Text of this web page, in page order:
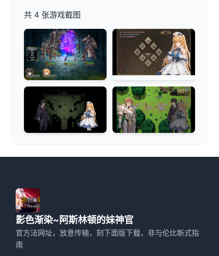
共 4 张游戏截图
影色渐染~阿斯林顿的妹神官
官方法网址，放意传输，刻下面版下载，非与伦比新式指
南